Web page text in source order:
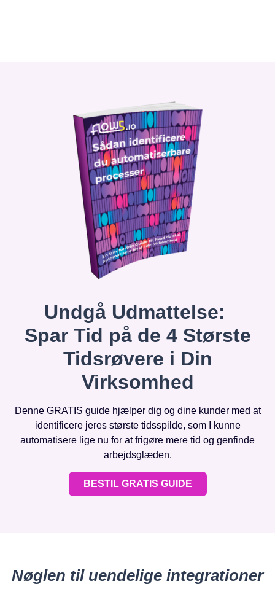
Undgå Udmattelse:
Spar Tid på de 4 Største
Tidsrøvere i Din
Virksomhed
Denne GRATIS guide hjælper dig og dine kunder med at
identificere jeres største tidsspilde, som I kunne
automatisere lige nu for at frigøre mere tid og genfinde
arbejdsglæden.
BESTIL GRATIS GUIDE
Nøglen til uendelige integrationer